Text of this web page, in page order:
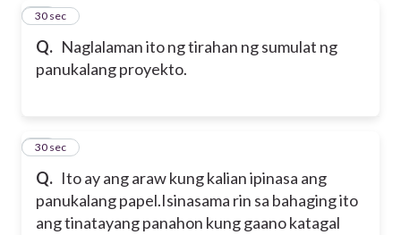
Q. Naglalaman ito ng tirahan ng sumulat ng
panukalang proyekto.
35
30 sec
Q. Ito ay ang araw kung kalian ipinasa ang
panukalang papel.Isinasama rin sa bahaging ito
ang tinatayang panahon kung gaano katagal
36
30 sec